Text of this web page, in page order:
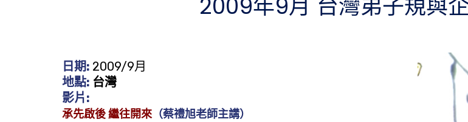
2009年9月 台灣弟子規與
日期: 2009/9月
地點: 台灣
影片:
承先啟後 繼往開來（蔡禮旭老師主講）